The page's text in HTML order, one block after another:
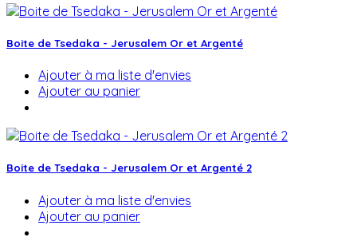
Boite de Tsedaka - Jerusalem Or et Argenté
Ajouter à ma liste d'envies
Ajouter au panier
Boite de Tsedaka - Jerusalem Or et Argenté 2
Ajouter à ma liste d'envies
Ajouter au panier